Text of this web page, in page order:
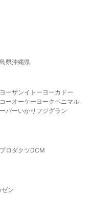
県沖縄県
ーサンイトーヨーカドー
ーオーケー ヨークベニマル
パーいかり フジグラン
ロダクツDCM
ン